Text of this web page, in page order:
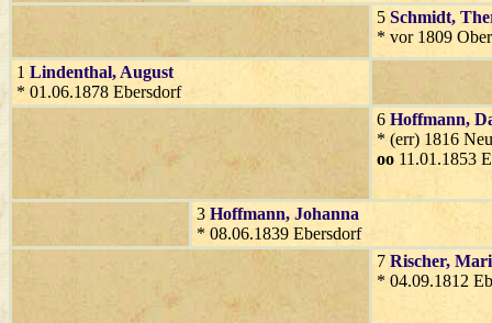
5 Schmidt,
* vor 1809
1 Lindenthal, August
* 01.06.1878 Ebersdorf
6 Hoffmann,
* (err) 1816
oo 11.01.1853
3 Hoffmann, Johanna
* 08.06.1839 Ebersdorf
7 Rischer,
* 04.09.1812